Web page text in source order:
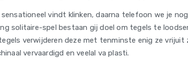
vindt klinken, daarna telefoon we je
solitaire-spel bestaan gij doel om tegels te
verwijderen deze met tenminste enig ze vrijuit
vervaardigd en veelal va plasti.